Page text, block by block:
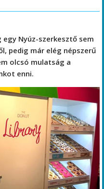
Nyúz-szerkesztő sem
pedig már elég népszerű
olcsó mulatság a
enni.